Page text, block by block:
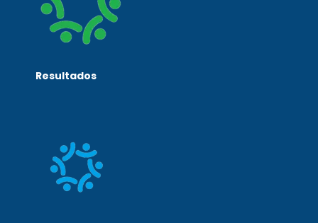
Resultados